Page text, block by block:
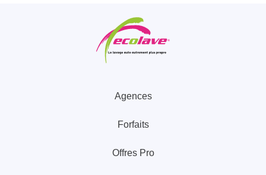
Agences
Forfaits
Offres Pro